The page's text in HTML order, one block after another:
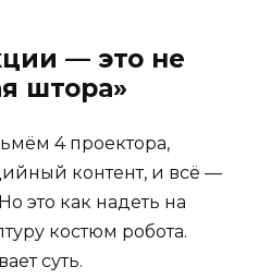
— это не
штора»
4 проектора,
контент, и всё —
это как надеть на
костюм робота.
суть.